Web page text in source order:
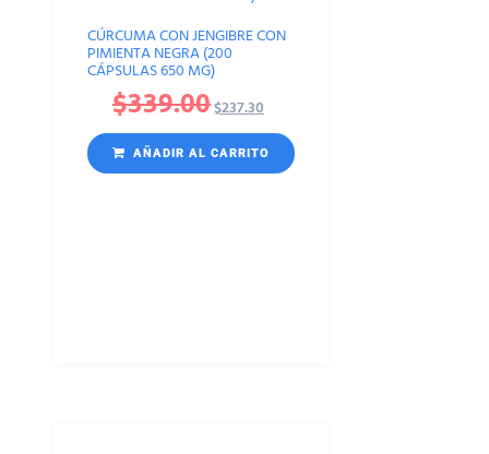
CÚRCUMA CON JENGIBRE CON
PIMIENTA NEGRA (200
CÁPSULAS 650 MG)
$339.00$237.30
AÑADIR AL CARRITO